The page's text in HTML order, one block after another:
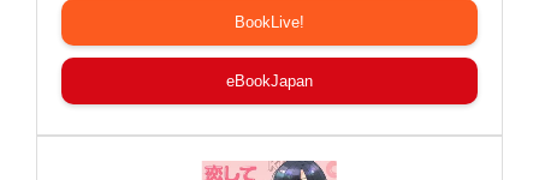
BookLive!
eBookJapan